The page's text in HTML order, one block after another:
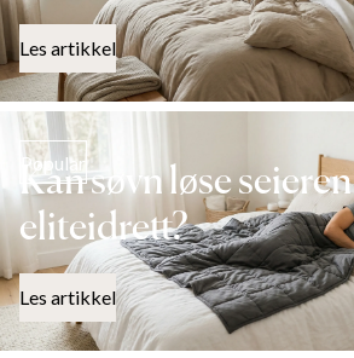
Les artikkel
Popular
Kan søvn løse
eliteidrett?
Les artikkel